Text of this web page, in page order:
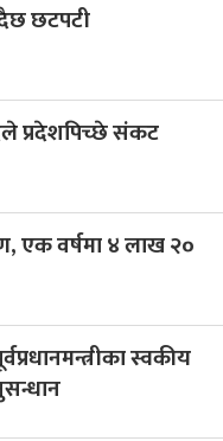
छटपटी
प्रदेशपिच्छे संकट
एक वर्षमा ४ लाख २०
स्वकीय